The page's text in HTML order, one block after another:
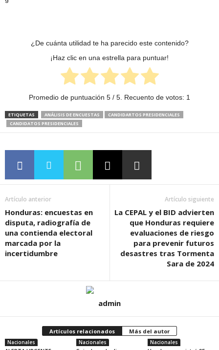
¿De cuánta utilidad te ha parecido este contenido?
¡Haz clic en una estrella para puntuar!
Promedio de puntuación 5 / 5. Recuento de votos: 1
ETIQUETAS ANÁLISIS DE ENCUESTAS
CANDIDARTOS PRESIDENCIALES
CANDIDATOS PRESIDENCIALES
Artículo anterior
Honduras: encuestas en
disputa, radiografía de
una contienda electoral
marcada por la
incertidumbre
Artículo siguiente
La CEPAL y el BID advierten
que Honduras requiere
evaluaciones de riesgo
para prevenir futuros
desastres tras Tormenta
Sara de 2024
admin
Artículos relacionados Más del autor
Nacionales Nacionales Nacionales